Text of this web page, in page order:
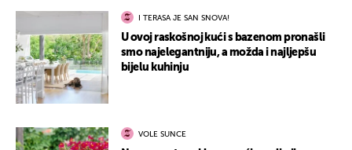
I TERASA JE SAN SNOVA!
U ovoj raskošnoj kući s bazenom pronašli
smo najelegantniju, a možda i najljepšu
bijelu kuhinju
VOLE SUNCE